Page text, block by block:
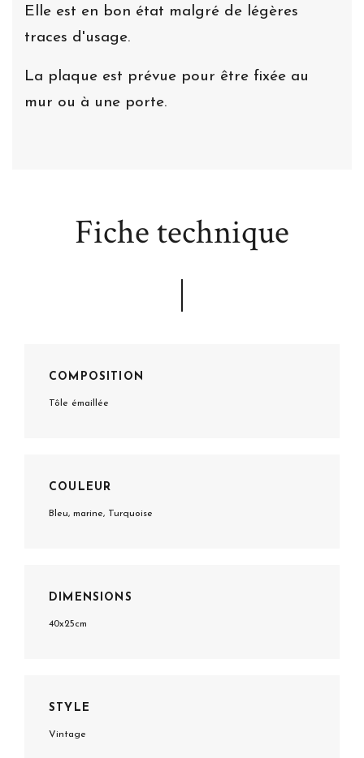
Elle est en bon état malgré de légères
traces d'usage.
La plaque est prévue pour être fixée au
mur ou à une porte.
Fiche technique
COMPOSITION
Tôle émaillée
COULEUR
Bleu, marine, Turquoise
DIMENSIONS
40x25cm
STYLE
Vintage